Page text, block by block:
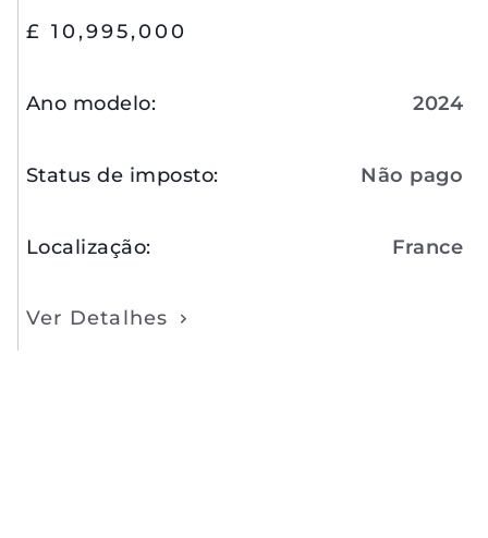
£ 10,995,000
Ano modelo: 2024
Status de imposto: Não pago
Localização: France
Ver Detalhes